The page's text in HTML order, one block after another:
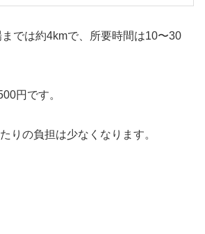
では約4kmで、所要時間は10〜30
円です。
りの負担は少なくなります。